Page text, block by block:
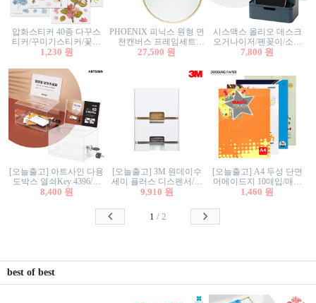
압화스티커 40종 다꾸스
티커/꾸미기스티커/꽃스
티커/압화꽃책갈피/팬시
1,230 원
PHOENIX 피닉스 원형 면
천캔버스 프레임세트
30cm/원형캔버스/플로팅
27,500 원
시스맥스 올리오 데스크
오거나이저/펜꽂이/소품
꽂이/소품함/정리함/수납
7,800 원
[오늘출고] 아트사인 다용
도박스 열쇠Key 4396/투
표함/건의함/모금함/응모
8,400 원
[오늘출고] 3M 원데이수
세미 플러스 디스펜서/소
프트수세미5매+강력수세
9,910 원
[오늘출고] A4 두성 단면
머메이드지 10매입/매직
터치/색지/색상지/색복사
칼라색지/고급복사지
1,460 원
1 / 2
best of best